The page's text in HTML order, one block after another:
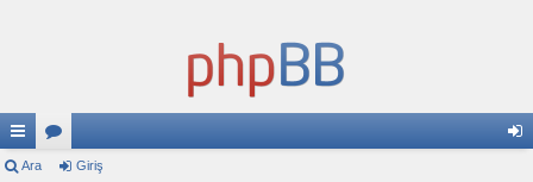
ızlAra Giriş